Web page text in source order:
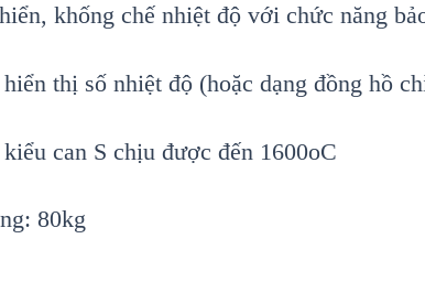
khống chế nhiệt độ với chức năng
thị số nhiệt độ (hoặc dạng đồng hồ
can S chịu được đến 1600oC
80kg